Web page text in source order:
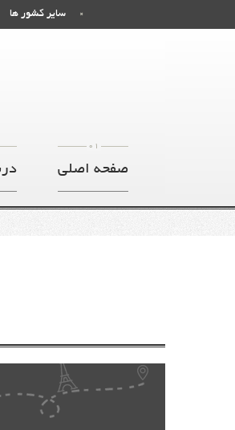
سایر کشور ها
01
صفحه اصلی